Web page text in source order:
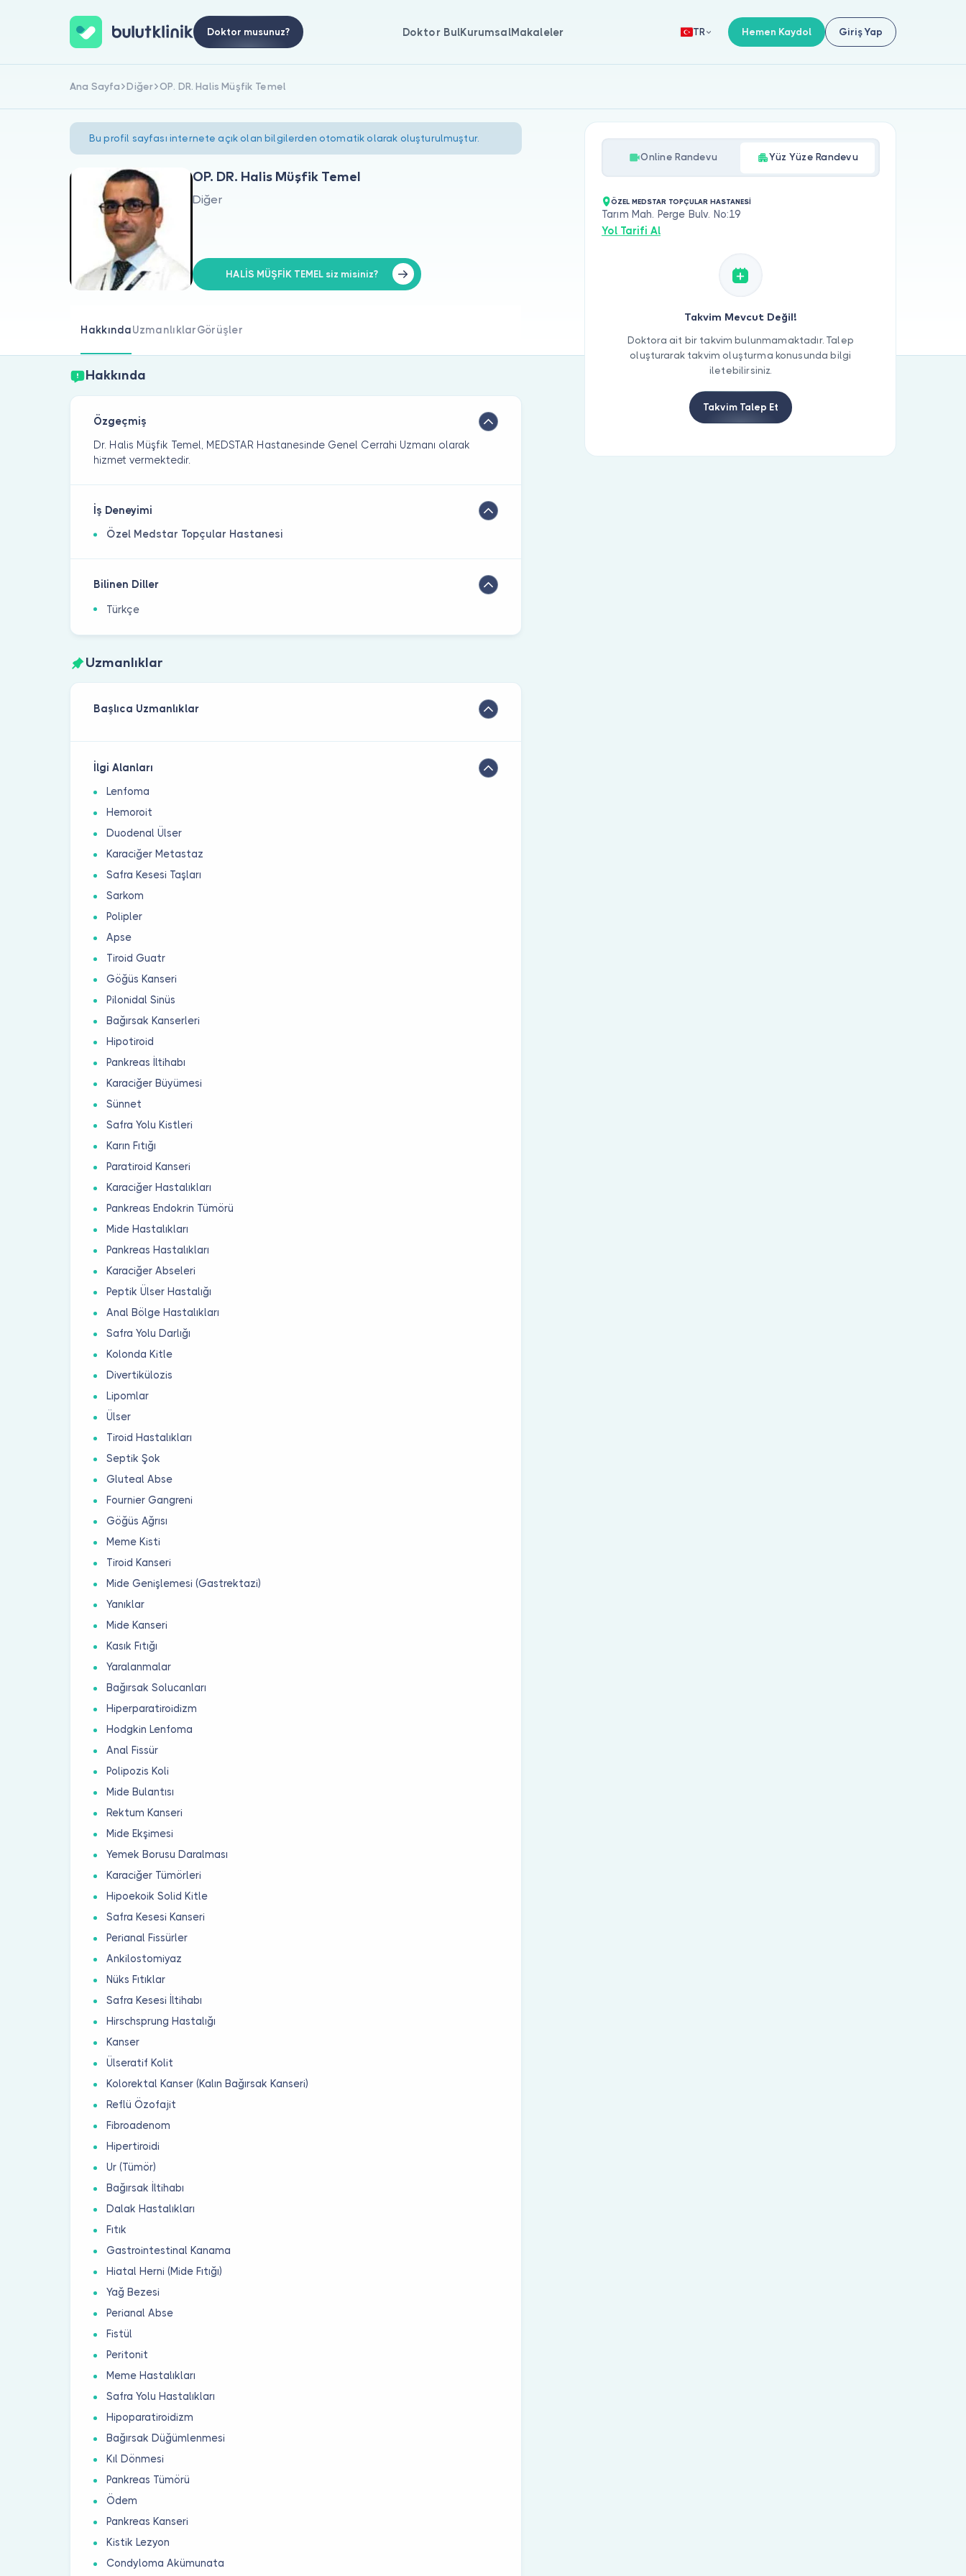
Doktor musunuz? Doktor BulKurumsalMakaleler TR Hemen Kaydol Giriş Yap
Ana Sayfa Diğer OP. DR. Halis Müşfik Temel
Bu profil sayfası internete açık olan bilgilerden otomatik olarak oluşturulmuştur.
OP. DR. Halis Müşfik Temel
Diğer
HALİS MÜŞFİK TEMEL siz misiniz?
HakkındaUzmanlıklarGörüşler
Hakkında
Özgeçmiş
Dr. Halis Müşfik Temel, MEDSTAR Hastanesinde Genel Cerrahi Uzmanı olarak
hizmet vermektedir.
İş Deneyimi
Özel Medstar Topçular Hastanesi
Bilinen Diller
Türkçe
Uzmanlıklar
Başlıca Uzmanlıklar
İlgi Alanları
Lenfoma
Hemoroit
Duodenal Ülser
Karaciğer Metastaz
Safra Kesesi Taşları
Sarkom
Polipler
Apse
Tiroid Guatr
Göğüs Kanseri
Pilonidal Sinüs
Bağırsak Kanserleri
Hipotiroid
Pankreas İltihabı
Karaciğer Büyümesi
Sünnet
Safra Yolu Kistleri
Karın Fıtığı
Paratiroid Kanseri
Karaciğer Hastalıkları
Pankreas Endokrin Tümörü
Mide Hastalıkları
Pankreas Hastalıkları
Karaciğer Abseleri
Peptik Ülser Hastalığı
Anal Bölge Hastalıkları
Safra Yolu Darlığı
Kolonda Kitle
Divertikülozis
Lipomlar
Ülser
Tiroid Hastalıkları
Septik Şok
Gluteal Abse
Fournier Gangreni
Göğüs Ağrısı
Meme Kisti
Tiroid Kanseri
Mide Genişlemesi (Gastrektazi)
Yanıklar
Mide Kanseri
Kasık Fıtığı
Yaralanmalar
Bağırsak Solucanları
Hiperparatiroidizm
Hodgkin Lenfoma
Anal Fissür
Polipozis Koli
Mide Bulantısı
Rektum Kanseri
Mide Ekşimesi
Yemek Borusu Daralması
Karaciğer Tümörleri
Hipoekoik Solid Kitle
Safra Kesesi Kanseri
Perianal Fissürler
Ankilostomiyaz
Nüks Fıtıklar
Safra Kesesi İltihabı
Hirschsprung Hastalığı
Kanser
Ülseratif Kolit
Kolorektal Kanser (Kalın Bağırsak Kanseri)
Reflü Özofajit
Fibroadenom
Hipertiroidi
Ur (Tümör)
Bağırsak İltihabı
Dalak Hastalıkları
Fıtık
Gastrointestinal Kanama
Hiatal Herni (Mide Fıtığı)
Yağ Bezesi
Perianal Abse
Fistül
Peritonit
Meme Hastalıkları
Safra Yolu Hastalıkları
Hipoparatiroidizm
Bağırsak Düğümlenmesi
Kıl Dönmesi
Pankreas Tümörü
Ödem
Pankreas Kanseri
Kistik Lezyon
Condyloma Akümunata
Online Randevu Yüz Yüze Randevu
ÖZEL MEDSTAR TOPÇULAR HASTANESİ
Tarım Mah. Perge Bulv. No:19
Yol Tarifi Al
Takvim Mevcut Değil!
Doktora ait bir takvim bulunmamaktadır. Talep
oluşturarak takvim oluşturma konusunda bilgi
iletebilirsiniz.
Takvim Talep Et